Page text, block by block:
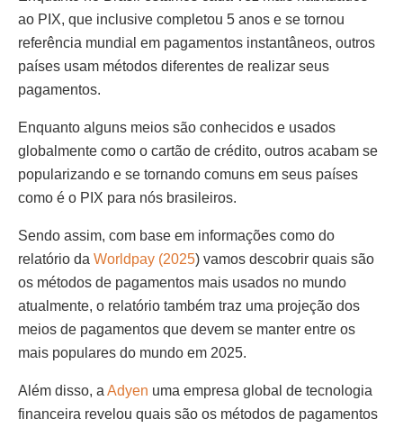
ao PIX, que inclusive completou 5 anos e se tornou
referência mundial em pagamentos instantâneos, outros
países usam métodos diferentes de realizar seus
pagamentos.
Enquanto alguns meios são conhecidos e usados
globalmente como o cartão de crédito, outros acabam se
popularizando e se tornando comuns em seus países
como é o PIX para nós brasileiros.
Sendo assim, com base em informações como do
relatório da Worldpay (2025) vamos descobrir quais são
os métodos de pagamentos mais usados no mundo
atualmente, o relatório também traz uma projeção dos
meios de pagamentos que devem se manter entre os
mais populares do mundo em 2025.
Além disso, a Adyen uma empresa global de tecnologia
financeira revelou quais são os métodos de pagamentos